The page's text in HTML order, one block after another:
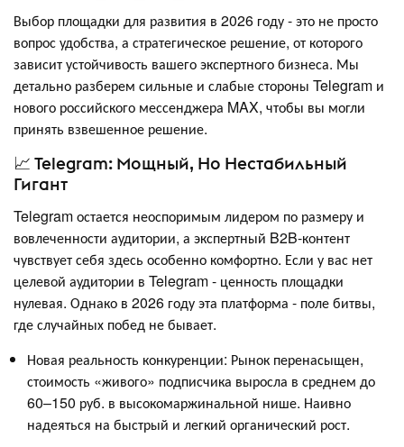
Выбор площадки для развития в 2026 году - это не просто
вопрос удобства, а стратегическое решение, от которого
зависит устойчивость вашего экспертного бизнеса. Мы
детально разберем сильные и слабые стороны Telegram и
нового российского мессенджера MAX, чтобы вы могли
принять взвешенное решение.
📈 Telegram: Мощный, Но Нестабильный
Гигант
Telegram остается неоспоримым лидером по размеру и
вовлеченности аудитории, а экспертный B2B-контент
чувствует себя здесь особенно комфортно. Если у вас нет
целевой аудитории в Telegram - ценность площадки
нулевая. Однако в 2026 году эта платформа - поле битвы,
где случайных побед не бывает.
Новая реальность конкуренции: Рынок перенасыщен,
стоимость «живого» подписчика выросла в среднем до
60–150 руб. в высокомаржинальной нише. Наивно
надеяться на быстрый и легкий органический рост.